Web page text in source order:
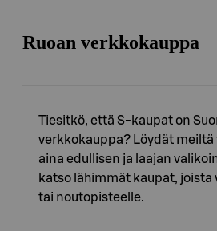
Ruoan verkkokauppa
Tiesitkö, että S-kaupat on
verkkokauppa? Löydät
aina edullisen ja laajan
katso lähimmät kaupat, joista
tai noutopisteelle.